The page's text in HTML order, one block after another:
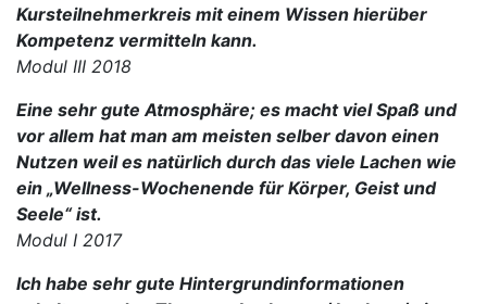
Kursteilnehmerkreis mit einem Wissen hierüber
Kompetenz vermitteln kann.
Modul III 2018
Eine sehr gute Atmosphäre; es macht viel Spaß und
vor allem hat man am meisten selber davon einen
Nutzen weil es natürlich durch das viele Lachen wie
ein „Wellness-Wochenende für Körper, Geist und
Seele“ ist.
Modul I 2017
Ich habe sehr gute Hintergrundinformationen